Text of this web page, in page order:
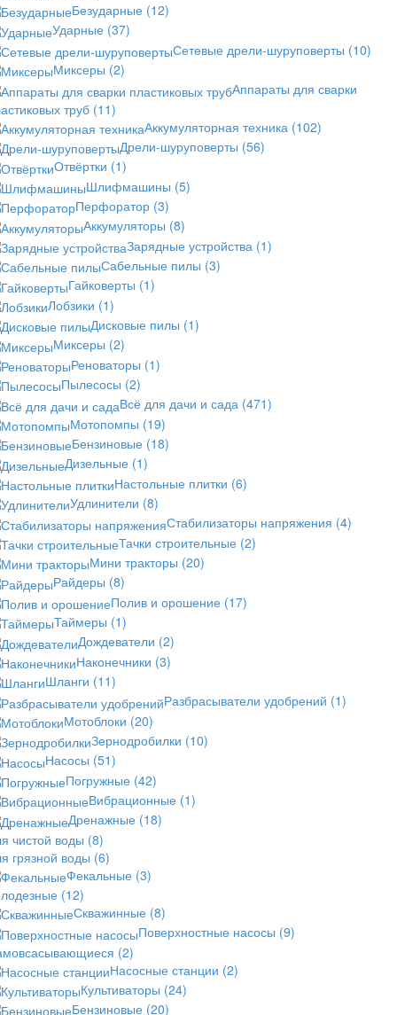
Безударные (12)
Ударные (37)
Сетевые дрели-шуруповерты (10)
Миксеры (2)
Аппараты для сварки
труб (11)
Аккумуляторная техника (102)
Дрели-шуруповерты (56)
Отвёртки (1)
Шлифмашины (5)
Перфоратор (3)
Аккумуляторы (8)
Зарядные устройства (1)
Сабельные пилы (3)
Гайковерты (1)
Лобзики (1)
Дисковые пилы (1)
Миксеры (2)
Реноваторы (1)
Пылесосы (2)
Всё для дачи и сада (471)
Мотопомпы (19)
Бензиновые (18)
Дизельные (1)
Настольные плитки (6)
Удлинители (8)
Стабилизаторы напряжения (4)
Тачки строительные (2)
Мини тракторы (20)
Райдеры (8)
Полив и орошение (17)
Таймеры (1)
Дождеватели (2)
Наконечники (3)
Шланги (11)
Разбрасыватели удобрений (1)
Мотоблоки (20)
Зернодробилки (10)
Насосы (51)
Погружные (42)
Вибрационные (1)
Дренажные (18)
чистой воды (8)
грязной воды (6)
Фекальные (3)
(12)
Скважинные (8)
Поверхностные насосы (9)
(2)
Насосные станции (2)
Культиваторы (24)
Бензиновые (20)